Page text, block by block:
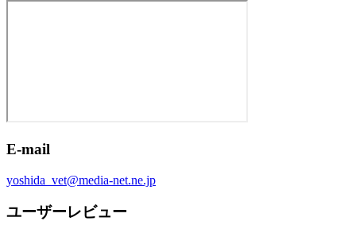
E-mail
yoshida_vet@media-net.ne.jp
ユーザーレビュー